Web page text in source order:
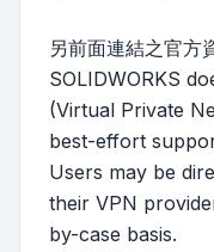
另前面連結之官方
SOLIDWORKS
(Virtual Private
best-effort
Users may be
their VPN
by-case basis.